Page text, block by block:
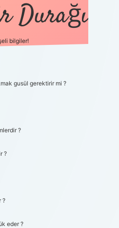
Durağı
bilgiler!
gusül gerektirir mi ?
?
?
?
eder ?